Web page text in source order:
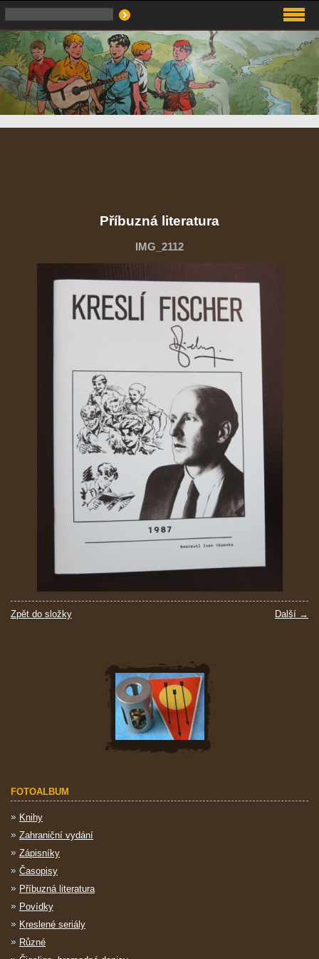
Příbuzná literatura
IMG_2112
Další →
Zpět do složky
FOTOALBUM
Knihy
Zahraniční vydání
Zápisníky
Časopisy
Příbuzná literatura
Povídky
Kreslené seriály
Různé